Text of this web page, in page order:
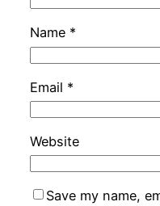
Name *
Email *
Website
Save my name,